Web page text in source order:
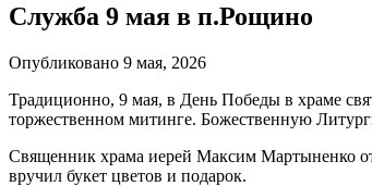
Служба 9 мая в п.Рощино
Опубликовано 9 мая, 2026
Традиционно, 9 мая, в День Победы в храме
торжественном митинге. Божественную
Священник храма иерей Максим Мартыненко от
вручил букет цветов и подарок.